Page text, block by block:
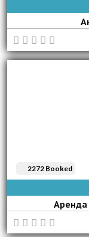
Аренда
2272 Booked